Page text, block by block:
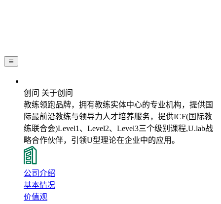
创问 关于创问
教练领跑品牌，拥有教练实体中心的专业机构，提供国
际最前沿教练与领导力人才培养服务，提供ICF(国际教
练联合会)Level1、Level2、Level3三个级别课程,U.lab战
略合作伙伴，引领U型理论在企业中的应用。
公司介绍
基本情况
价值观